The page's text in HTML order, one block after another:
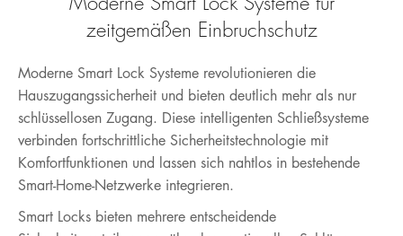
zeitgemäßen Einbruchschutz
Moderne Smart Lock Systeme revolutionieren die
Hauszugangssicherheit und bieten deutlich mehr als nur
schlüssellosen Zugang. Diese intelligenten Schließsysteme
verbinden fortschrittliche Sicherheitstechnologie mit
Komfortfunktionen und lassen sich nahtlos in bestehende
Smart-Home-Netzwerke integrieren.
Smart Locks bieten mehrere entscheidende